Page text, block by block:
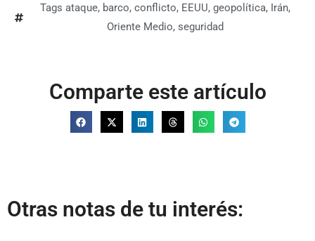
Tags ataque, barco, conflicto, EEUU, geopolítica, Irán,
Oriente Medio, seguridad
Comparte este artículo
Otras notas de tu interés: